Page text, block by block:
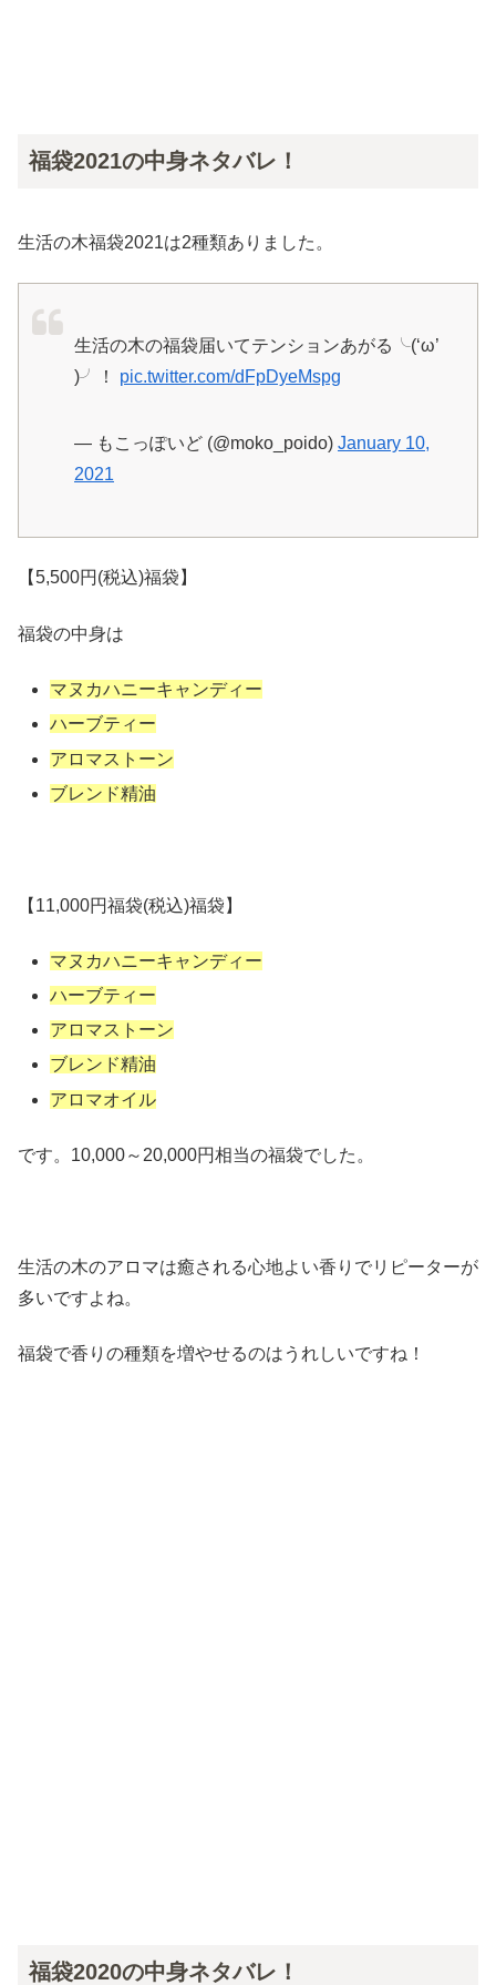
福袋2021の中身ネタバレ！
生活の木福袋2021は2種類ありました。
生活の木の福袋届いてテンションあがる╰(‘ω’
)╯！ pic.twitter.com/dFpDyeMspg
— もこっぽいど (@moko_poido) January 10,
2021
【5,500円(税込)福袋】
福袋の中身は
マヌカハニーキャンディー
ハーブティー
アロマストーン
ブレンド精油
【11,000円福袋(税込)福袋】
マヌカハニーキャンディー
ハーブティー
アロマストーン
ブレンド精油
アロマオイル
です。10,000～20,000円相当の福袋でした。
生活の木のアロマは癒される心地よい香りでリピーターが
多いですよね。
福袋で香りの種類を増やせるのはうれしいですね！
福袋2020の中身ネタバレ！